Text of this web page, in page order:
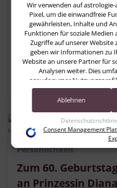
Zum 250.
Genies Ludwig
Blick auf sein
astrologischer
Persönlichkeit
Zum 60.
an Prinzessin
Persönlichkeit
Wir verwenden auf
Pixel, um die einwandfreie
gewährleisten, Inhalte und
Funktionen für soziale
Zugriffe auf unserer Website
geben wir Informationen zu
Website an unsere Partner für
Analysen weiter. Dies
pseudonymer
Advertising Products)
möglicherweise mit weiteren
Accounts) oder welche sie im
Dienste gesammelt haben
Geräte). Ihre Einwilligung zur
Pixeln können Sie jederzeit
Datenschutz-Button links
entsprechenden
Zwecke der
Ablehnen
Consent Management